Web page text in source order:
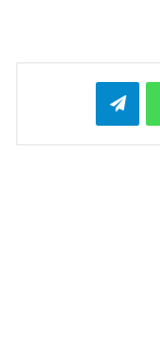
واتس آپ تلگرام